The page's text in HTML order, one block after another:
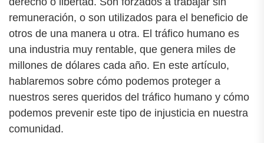
remuneración, o son utilizados para el beneficio de
otros de una manera u otra. El tráfico humano es
una industria muy rentable, que genera miles de
millones de dólares cada año. En este artículo,
hablaremos sobre cómo podemos proteger a
nuestros seres queridos del tráfico humano y cómo
podemos prevenir este tipo de injusticia en nuestra
comunidad.